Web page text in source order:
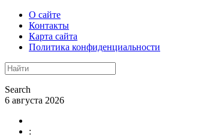
О сайте
Контакты
Карта сайта
Политика конфиденциальности
Search
6 августа 2026
: